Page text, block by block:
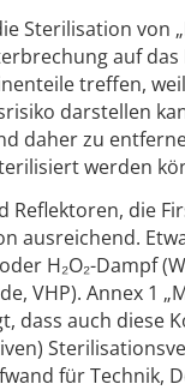
Sterilisation von
auf
treffen,
darstellen
daher zu
werden
Reflektoren, die
ausreichend.
H₂O₂-Dampf
VHP). Annex 1
dass auch diese
für Technik,